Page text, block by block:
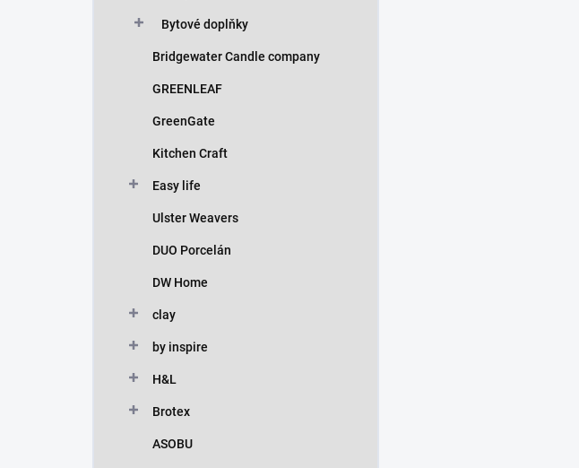
Bytové doplňky
Bridgewater Candle company
GREENLEAF
GreenGate
Kitchen Craft
Easy life
Ulster Weavers
DUO Porcelán
DW Home
clay
by inspire
H&L
Brotex
ASOBU